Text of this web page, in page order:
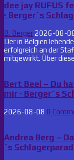
dee jay RUFUS
· Berger´s
B. Berger2026-08-
Der in Belgien
erfolgreich an der
mitgewirkt. Über
Bert Beel – Du
mir · Berger´s
2026-08-08 0
Andrea Berg –
´s